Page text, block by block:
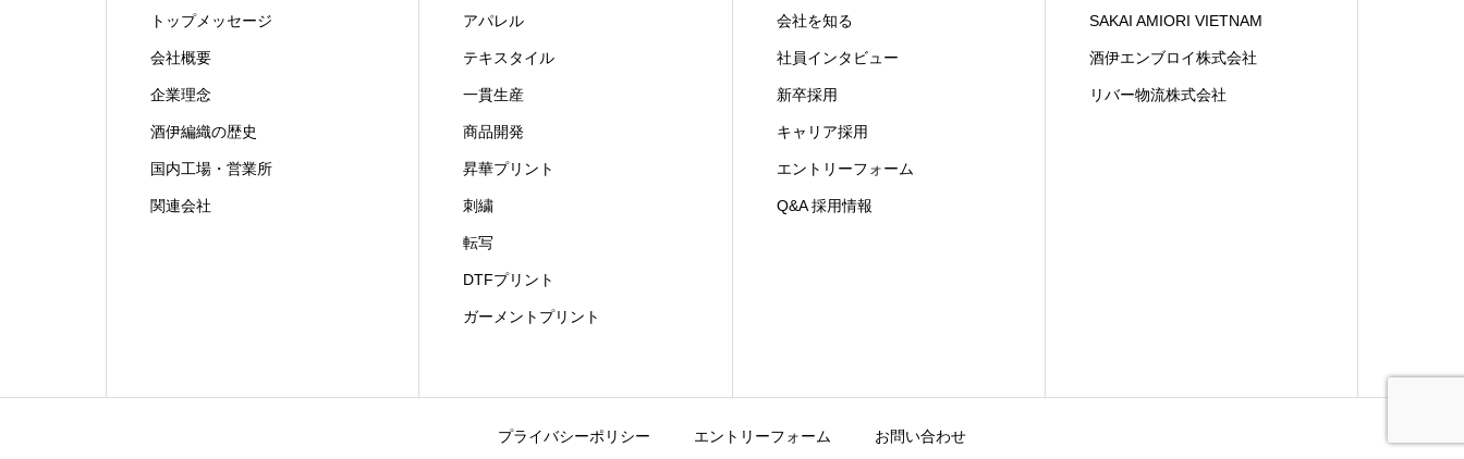
トップメッセージ
会社概要
企業理念
酒伊編織の歴史
国内工場・営業所
関連会社
アパレル
テキスタイル
一貫生産
商品開発
昇華プリント
刺繍
転写
DTFプリント
ガーメントプリント
会社を知る
社員インタビュー
新卒採用
キャリア採用
エントリーフォーム
Q&A 採用情報
SAKAI AMIORI VIETNAM
酒伊エンブロイ株式会社
リバー物流株式会社
プライバシーポリシー エントリーフォーム お問い合わせ